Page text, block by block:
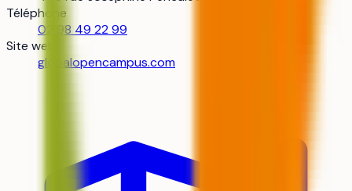
Téléphone
02 98 49 22 99
Site web
globalopencampus.com